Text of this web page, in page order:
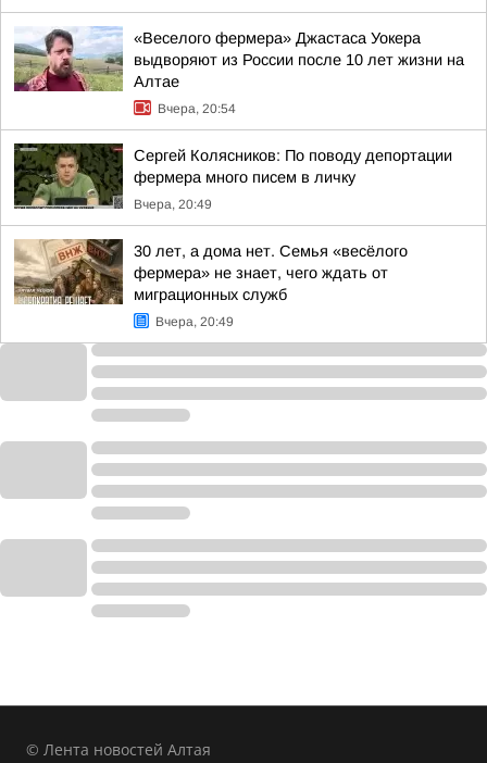
«Веселого фермера» Джастаса Уокера
выдворяют из России после 10 лет жизни на
Алтае
Вчера, 20:54
Сергей Колясников: По поводу депортации
фермера много писем в личку
Вчера, 20:49
30 лет, а дома нет. Семья «весёлого
фермера» не знает, чего ждать от
миграционных служб
Вчера, 20:49
© Лента новостей Алтая